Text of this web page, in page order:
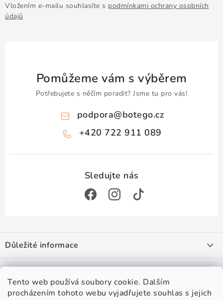
Tento web používá soubory cookie. Dalším
procházením tohoto webu vyjadřujete souhlas s jejich
Vložením e-mailu souhlasíte s podmínkami ochrany osobních
údajů
Pomůžeme vám s výběrem
Potřebujete s něčím poradit? Jsme tu pro vás!
podpora@botego.cz
+420 722 911 089
p
a
Důležité informace
Doprava a platba
Obchodní podmínky
Podmínky ochrany osobních údajů
Věrnostní program
#botego